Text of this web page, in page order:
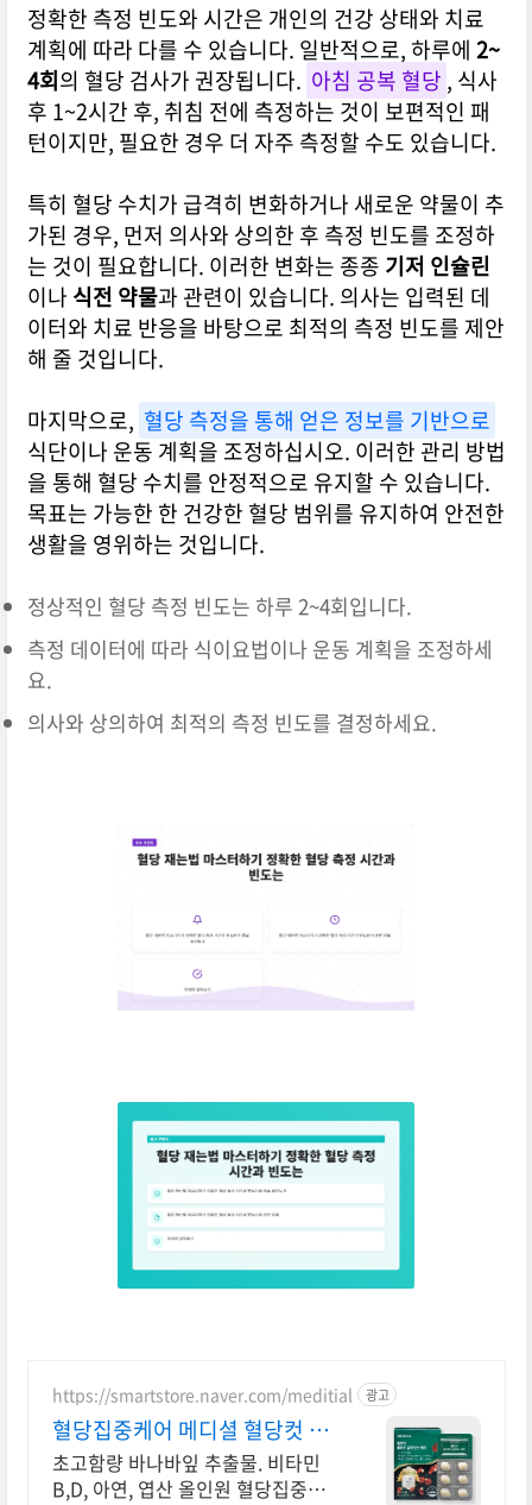
정확한 측정 빈도와 시간은 개인의 건강 상태와 치료
계획에 따라 다를 수 있습니다. 일반적으로, 하루에 2~
4회의 혈당 검사가 권장됩니다. 아침 공복 혈당 , 식사
후 1~2시간 후, 취침 전에 측정하는 것이 보편적인 패
턴이지만, 필요한 경우 더 자주 측정할 수도 있습니다.
특히 혈당 수치가 급격히 변화하거나 새로운 약물이 추
가된 경우, 먼저 의사와 상의한 후 측정 빈도를 조정하
는 것이 필요합니다. 이러한 변화는 종종 기저 인슐린
이나 식전 약물과 관련이 있습니다. 의사는 입력된 데
이터와 치료 반응을 바탕으로 최적의 측정 빈도를 제안
해 줄 것입니다.
마지막으로, 혈당 측정을 통해 얻은 정보를 기반으로
식단이나 운동 계획을 조정하십시오. 이러한 관리 방법
을 통해 혈당 수치를 안정적으로 유지할 수 있습니다.
목표는 가능한 한 건강한 혈당 범위를 유지하여 안전한
생활을 영위하는 것입니다.
정상적인 혈당 측정 빈도는 하루 2~4회입니다.
측정 데이터에 따라 식이요법이나 운동 계획을 조정하세
요.
의사와 상의하여 최적의 측정 빈도를 결정하세요.
https://smartstore.naver.com/meditial 광고
혈당집중케어 메디셜 혈당컷 평
점 4.8! 압도적 만족도
초고함량 바나바잎 추출물. 비타민
B,D, 아연, 엽산 올인원 혈당집중케